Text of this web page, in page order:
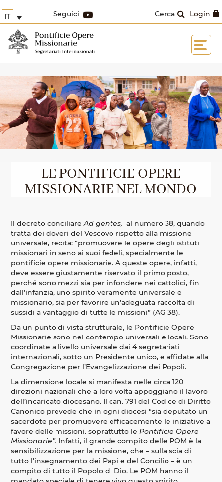
Login
Cerca
Seguici
IT
LE PONTIFICIE OPERE
MISSIONARIE NEL MONDO
Il decreto conciliareAd gentes, al numero 38, quando
tratta dei doveri del Vescovo rispetto alla missione
universale, recita: “promuovere le opere degli istituti
missionari in seno ai suoi fedeli, specialmente le
pontificie opere missionarie. A queste opere, infatti,
deve essere giustamente riservato il primo posto,
perché sono mezzi sia per infondere nei cattolici, fin
dall’infanzia, uno spirito veramente universale e
missionario, sia per favorire un’adeguata raccolta di
sussidi a vantaggio di tutte le missioni” (AG 38).
Da un punto di vista strutturale, le Pontificie Opere
Missionarie sono nel contempo universali e locali. Sono
coordinate a livello universale dai 4 segretariati
internazionali, sotto un Presidente unico, e affidate alla
Congregazione per l’Evangelizzazione dei Popoli.
La dimensione locale si manifesta nelle circa 120
direzioni nazionali che a loro volta appoggiano il lavoro
dell’incaricato diocesano. Il can. 791 del Codice di Diritto
Canonico prevede che in ogni diocesi “sia deputato un
sacerdote per promuovere efficacemente le iniziative a
favore delle missioni, soprattutto lePontificie Opere
Missionarie”. Infatti, il grande compito delle POM è la
sensibilizzazione per la missione, che – sulla scia di
tutto l’insegnamento dei Papi e del Concilio – è un
compito di tutto il Popolo di Dio. Le POM hanno il